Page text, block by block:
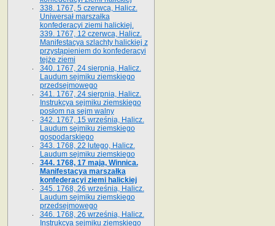
338. 1767, 5 czerwca, Halicz.
Uniwersał marszałka
konfederacyi ziemi halickiej.
339. 1767, 12 czerwca, Halicz.
Manifestacya szlachty halickiej z
przystąpieniem do konfederacyi
tejże ziemi
340. 1767, 24 sierpnia, Halicz.
Laudum sejmiku ziemskiego
przedsejmowego
341. 1767, 24 sierpnia, Halicz.
Instrukcya sejmiku ziemskiego
posłom na sejm walny
342. 1767, 15 września, Halicz.
Laudum sejmiku ziemskiego
gospodarskiego
343. 1768, 22 lutego, Halicz.
Laudum sejmiku ziemskiego
344. 1768, 17 maja, Winnica.
Manifestacya marszałka
konfederacyi ziemi halickiej
345. 1768, 26 września, Halicz.
Laudum sejmiku ziemskiego
przedsejmowego
346. 1768, 26 września, Halicz.
Instrukcya sejmiku ziemskiego